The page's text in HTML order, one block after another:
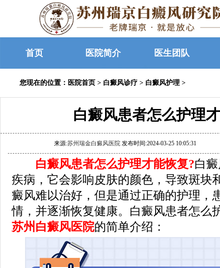
首页 医院简介 医生团队
您现在的位置： 医院首页 > 白癜风诊疗 > 白癜风护理 >
白癜风患者怎么护理
来源:苏州瑞金白癜风医院 发布时间:2024-03-25 10:05:31
白癜风患者怎么护理才能恢复?白
疾病，它会影响皮肤的颜色，导致斑块
癜风难以治好，但是通过正确的护理，
情，并逐渐恢复健康。白癜风患者怎么
苏州白癜风医院的简单介绍：